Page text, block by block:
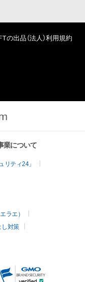
の出品（法人）利用規約
業について
リティ24」
ラエ）
し対策